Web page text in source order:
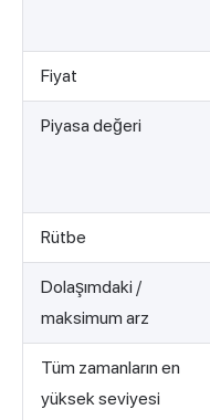
Fiyat
Piyasa değeri
Rütbe
Dolaşımdaki /
maksimum arz
Tüm zamanların en
yüksek seviyesi